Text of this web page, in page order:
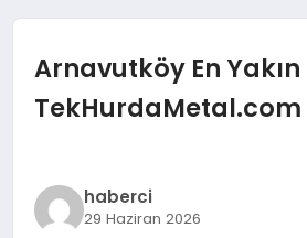
EKONOMI
GENEL
MAGAZIN
Arnavutköy En
TekHurdaMetal.com
haberci
29 Haziran 2026